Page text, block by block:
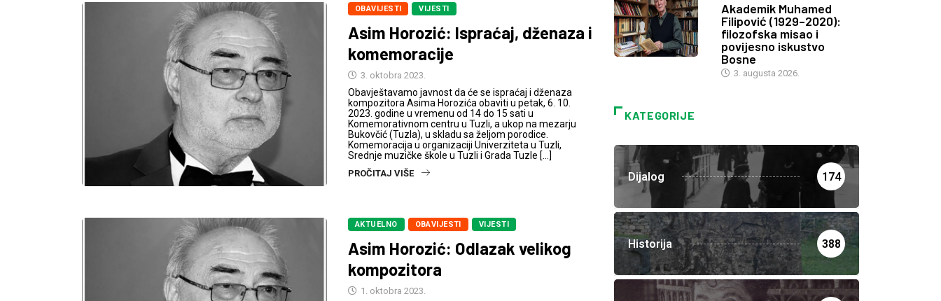
OBAVIJESTI VIJESTI
Asim Horozić: Ispraćaj, dženaza i
komemoracije
3. oktobra 2023.
Obavještavamo javnost da će se ispraćaj i dženaza
kompozitora Asima Horozića obaviti u petak, 6. 10.
2023. godine u vremenu od 14 do 15 sati u
Komemorativnom centru u Tuzli, a ukop na mezarju
Bukovčić (Tuzla), u skladu sa željom porodice.
Komemoracija u organizaciji Univerziteta u Tuzli,
Srednje muzičke škole u Tuzli i Grada Tuzle […]
PROČITAJ VIŠE
AKTUELNO OBAVIJESTI VIJESTI
Asim Horozić: Odlazak velikog
kompozitora
1. oktobra 2023.
Akademik Muhamed
Filipović (1929–2020):
filozofska misao i
povijesno iskustvo
Bosne
3. augusta 2026.
KATEGORIJE
Dijalog 174
Historija 388